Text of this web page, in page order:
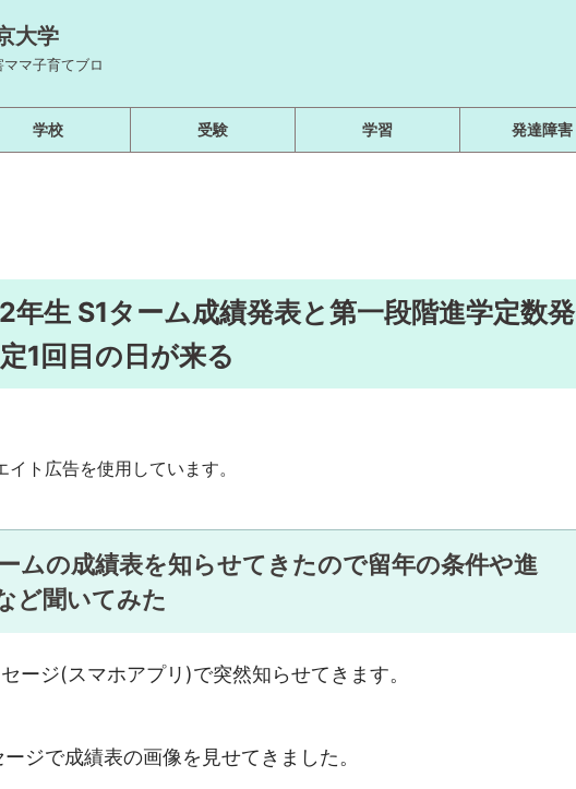
大学
マ子育てブロ
学校 受験 学習 発達障害
年生 S1ターム成績発表と第一段階進学定数発
1回目の日が来る
ト広告を使用しています。
ムの成績表を知らせてきたので留年の条件や進
ど聞いてみた
ージ(スマホアプリ)で突然知らせてきます。
ジで成績表の画像を見せてきました。